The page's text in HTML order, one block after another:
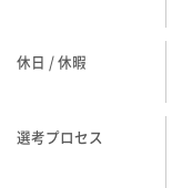
休日 / 休暇
選考プロセス